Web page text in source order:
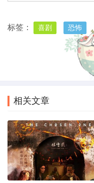
标签： 喜剧 恐怖
相关文章